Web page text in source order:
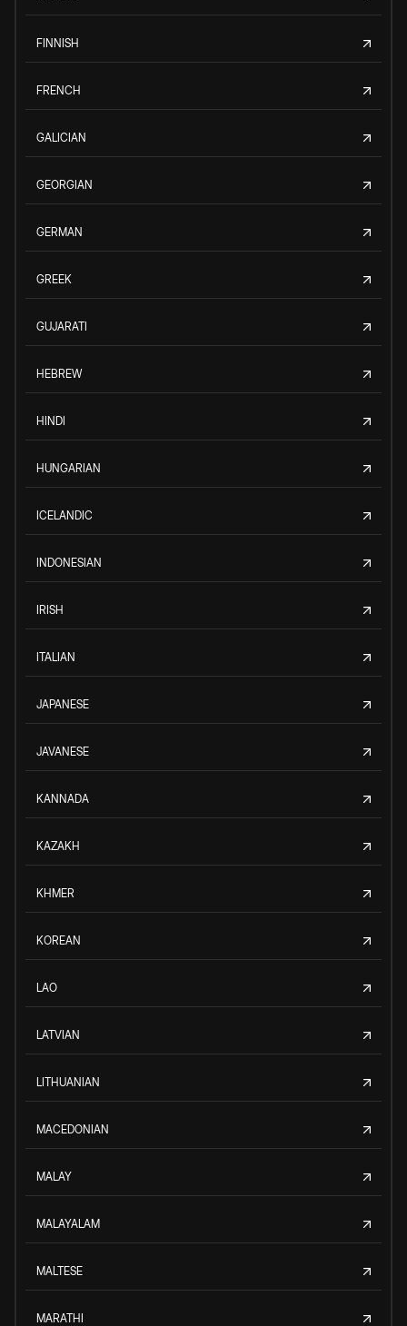
FINNISH
FRENCH
GALICIAN
GEORGIAN
GERMAN
GREEK
GUJARATI
HEBREW
HINDI
HUNGARIAN
ICELANDIC
INDONESIAN
IRISH
ITALIAN
JAPANESE
JAVANESE
KANNADA
KAZAKH
KHMER
KOREAN
LAO
LATVIAN
LITHUANIAN
MACEDONIAN
MALAY
MALAYALAM
MALTESE
MARATHI